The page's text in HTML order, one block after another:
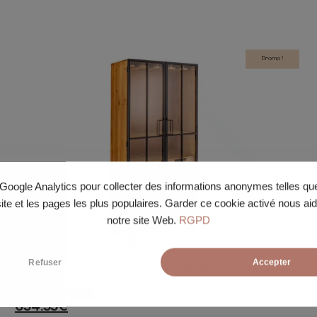
Analytics pour collecter des informations anonymes telles
et les pages les plus populaires. Garder ce cookie activé nous
notre site Web. RGPD
Refuser Accepter
Promo !
60cm 34cm
Meuble de bar haut portes vitrées et métal noir
654.55€